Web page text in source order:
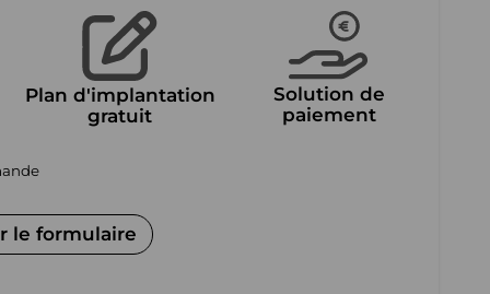
Plan d'implantation
gratuit
Solution de
paiement
le formulaire